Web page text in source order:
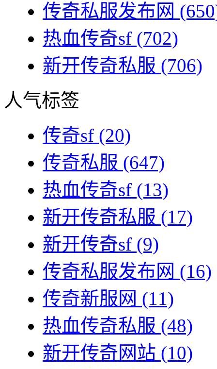
传奇私服发布网
热血传奇sf (702)
新开传奇私服 (706)
人气标签
传奇sf (20)
传奇私服 (647)
热血传奇sf (13)
新开传奇私服 (17)
新开传奇sf (9)
传奇私服发布网 (16)
传奇新服网 (11)
热血传奇私服 (48)
新开传奇网站 (10)